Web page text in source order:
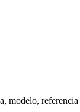
modelo, referencia